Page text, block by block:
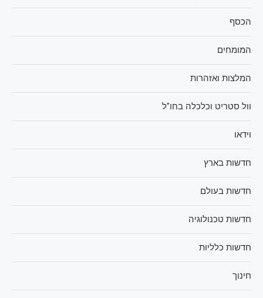
הכסף
המומחים
המלצות ואזהרות
וול סטריט וכלכלה בחו"ל
וידאו
חדשות בארץ
חדשות בעולם
חדשות טכנולוגיה
חדשות כלליות
חינוך